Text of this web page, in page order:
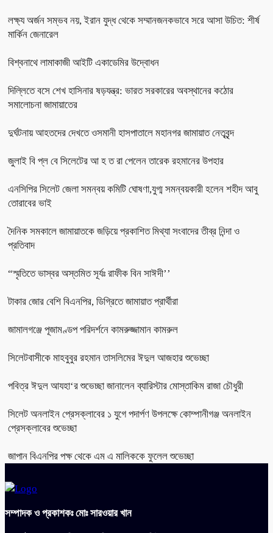
লক্ষ্য অর্জন সম্ভব নয়, ইরান যুদ্ধ থেকে সম্মানজনকভাবে সরে আসা উচিত: শীর্ষ
মার্কিন জেনারেল
বিশ্বনাথে লামাকাজী আইটি একাডেমির উদ্বোধন
দিল্লিতে বসে শেখ হাসিনার ষড়যন্ত্র: ভারত সরকারের অবস্থানের কঠোর
সমালোচনা জামায়াতের
দুর্ঘটনায় আহতদের দেখতে ওসমানী হাসপাতালে মহানগর জামায়াত নেতৃবৃন্দ
জুলাই বি প্ল বে সিলেটের আ হ ত রা পেলেন তারেক রহমানের উপহার
এনসিপির সিলেট জেলা সমন্বয় কমিটি ঘোষণা,যুগ্ম সমন্বয়কারী হলেন শহীদ আবু
তোরাবের ভাই
দৈনিক সমকালে জামায়াতকে জড়িয়ে প্রকাশিত মিথ্যা সংবাদের তীব্র নিন্দা ও
প্রতিবাদ
“স্মৃতিতে ভাস্বর অস্তমিত সূর্যঃ রাফীক বিন সাঈদী’’
টাকার জোর বেশি বিএনপির, ডিগ্রিতে জামায়াত প্রার্থীরা
জামালগঞ্জে পূজামণ্ডপ পরিদর্শনে কামরুজ্জামান কামরুল
সিলেটবাসীকে মাহবুবুর রহমান তাসলিমের ঈদুল আজহার শুভেচ্ছা
পবিত্র ঈদুল আযহা‘র শুভেচ্ছা জানালেন ব্যারিস্টার মোস্তাকিম রাজা চৌধুরী
সিলেট অনলাইন প্রেসক্লাবের ১ যুগে পদার্পণ উপলক্ষে কোম্পানীগঞ্জ অনলাইন
প্রেসক্লাবের শুভেচ্ছা
জাপান বিএনপির পক্ষ থেকে এম এ মালিককে ফুলেল শুভেচ্ছা
সম্পাদক ও প্রকাশকঃ মোঃ সারওয়ার খান